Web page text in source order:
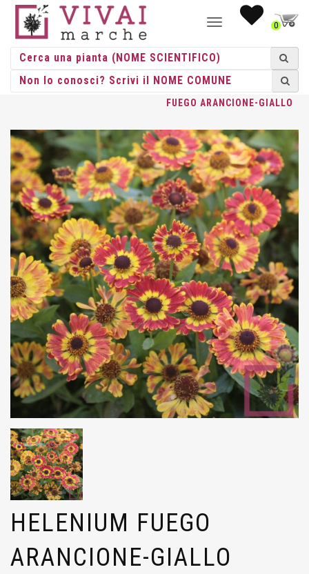
NAVIGAZIONE0
HOME /ERBACEE/ERBACEE PERENNI/HELENIUM / HELENIUM
FUEGO ARANCIONE-GIALLO
HELENIUM FUEGO
ARANCIONE-GIALLO